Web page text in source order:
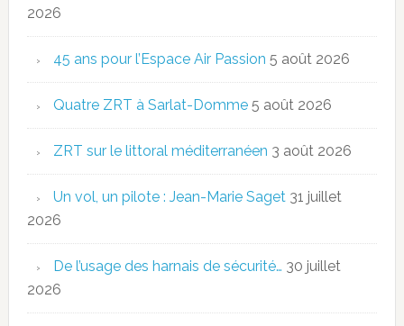
2026
45 ans pour l’Espace Air Passion 5 août 2026
Quatre ZRT à Sarlat-Domme 5 août 2026
ZRT sur le littoral méditerranéen 3 août 2026
Un vol, un pilote : Jean-Marie Saget 31 juillet
2026
De l’usage des harnais de sécurité… 30 juillet
2026